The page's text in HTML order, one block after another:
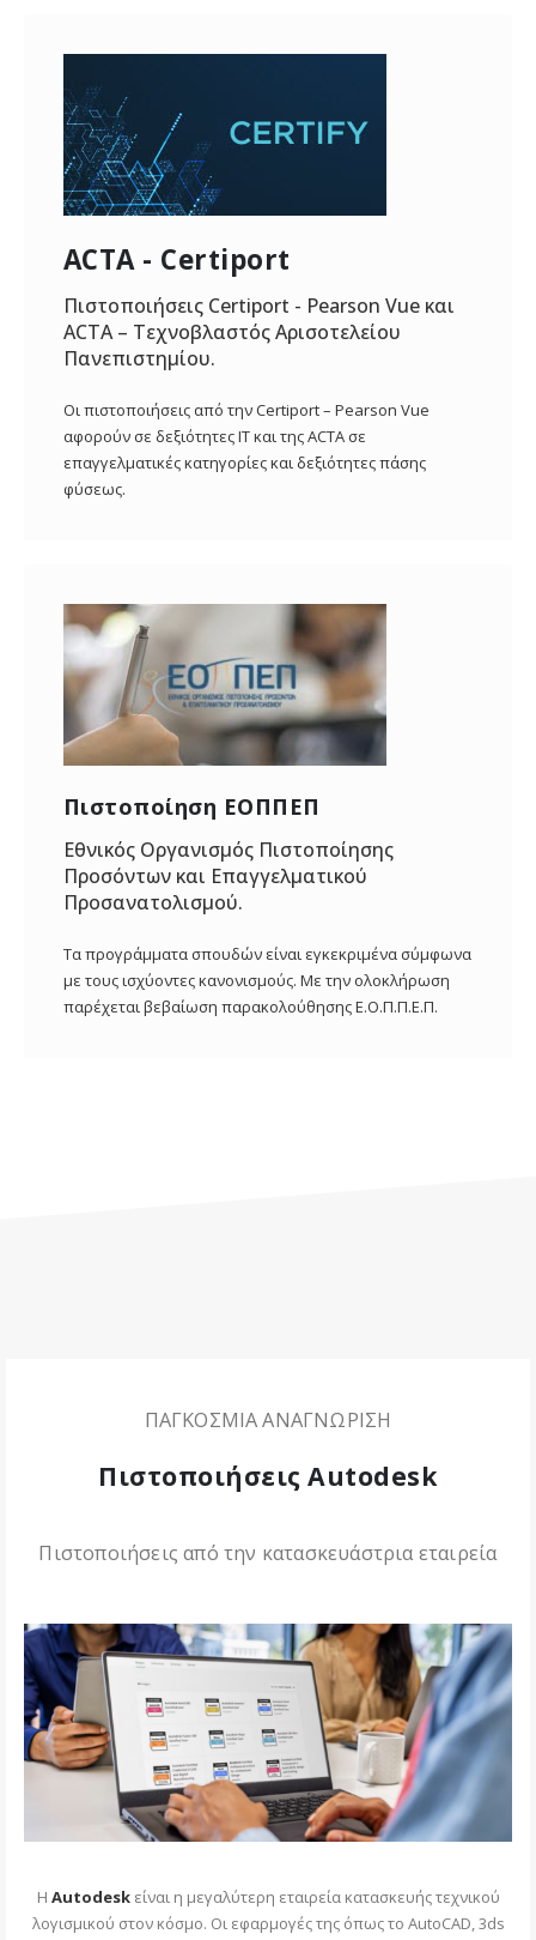
ACTA - Certiport
Πιστοποιήσεις Certiport - Pearson Vue και
ACTA – Τεχνοβλαστός Αρισοτελείου
Πανεπιστημίου.
Οι πιστοποιήσεις από την Certiport – Pearson Vue
αφορούν σε δεξιότητες IT και της ACTA σε
επαγγελματικές κατηγορίες και δεξιότητες πάσης
φύσεως.
Πιστοποίηση ΕΟΠΠΕΠ
Εθνικός Οργανισμός Πιστοποίησης
Προσόντων και Επαγγελματικού
Προσανατολισμού.
Τα προγράμματα σπουδών είναι εγκεκριμένα σύμφωνα
με τους ισχύοντες κανονισμούς. Με την ολοκλήρωση
παρέχεται βεβαίωση παρακολούθησης Ε.Ο.Π.Π.Ε.Π.
ΠΑΓΚΟΣΜΙΑ ΑΝΑΓΝΩΡΙΣΗ
Πιστοποιήσεις Autodesk
Πιστοποιήσεις από την κατασκευάστρια εταιρεία
H Autodeskείναι η μεγαλύτερη εταιρεία κατασκευής τεχνικού
λογισμικού στον κόσμο. Οι εφαρμογές της όπως το AutoCAD, 3ds